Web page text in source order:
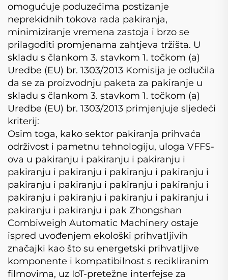
omogućuje poduzećima postizanje
neprekidnih tokova rada pakiranja,
minimiziranje vremena zastoja i brzo se
prilagoditi promjenama zahtjeva tržišta. U
skladu s člankom 3. stavkom 1. točkom (a)
Uredbe (EU) br. 1303/2013 Komisija je odlučila
da se za proizvodnju paketa za pakiranje u
skladu s člankom 3. stavkom 1. točkom (a)
Uredbe (EU) br. 1303/2013 primjenjuje sljedeći
kriterij:
Osim toga, kako sektor pakiranja prihvaća
održivost i pametnu tehnologiju, uloga VFFS-
ova u pakiranju i pakiranju i pakiranju i
pakiranju i pakiranju i pakiranju i pakiranju i
pakiranju i pakiranju i pakiranju i pakiranju i
pakiranju i pakiranju i pakiranju i pakiranju i
pakiranju i pakiranju i pak Zhongshan
Combiweigh Automatic Machinery ostaje
ispred uvođenjem ekološki prihvatljivih
značajki kao što su energetski prihvatljive
komponente i kompatibilnost s recikliranim
filmovima, uz IoT-pretežne interfejse za